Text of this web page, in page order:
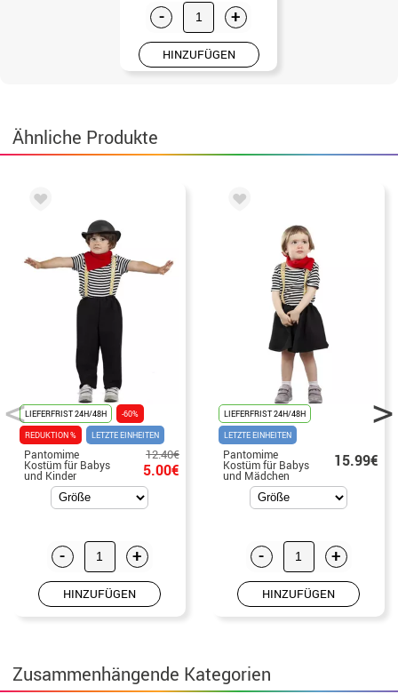
- +
HINZUFÜGEN
Ähnliche Produkte
LIEFERFRIST 24H/48H
-60%
REDUKTION %
LETZTE EINHEITEN
Pantomime
Kostüm für Babys
und Kinder
12.40€
5.00€
- +
HINZUFÜGEN
LIEFERFRIST 24H/48H
LETZTE EINHEITEN
Pantomime
Kostüm für Babys
und Mädchen
15.99€
- +
HINZUFÜGEN
Zusammenhängende Kategorien